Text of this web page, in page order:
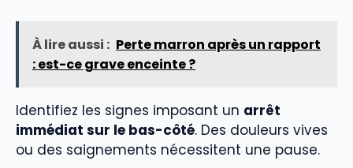
À lire aussi : Perte marron après un rapport
: est-ce grave enceinte ?
Identifiez les signes imposant un arrêt
immédiat sur le bas-côté. Des douleurs vives
ou des saignements nécessitent une pause.